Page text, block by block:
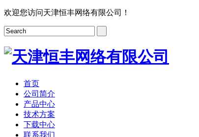
欢迎您访问天津恒丰网络有限公司！
首页
公司简介
产品中心
技术方案
下载中心
联系我们